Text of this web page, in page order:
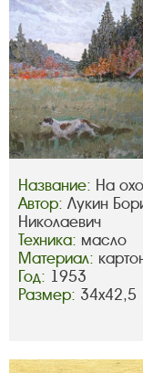
Название: На
Автор: Лукин
Николаевич
Техника: масло
Материал:
Год: 1953
Размер: 34х42,5